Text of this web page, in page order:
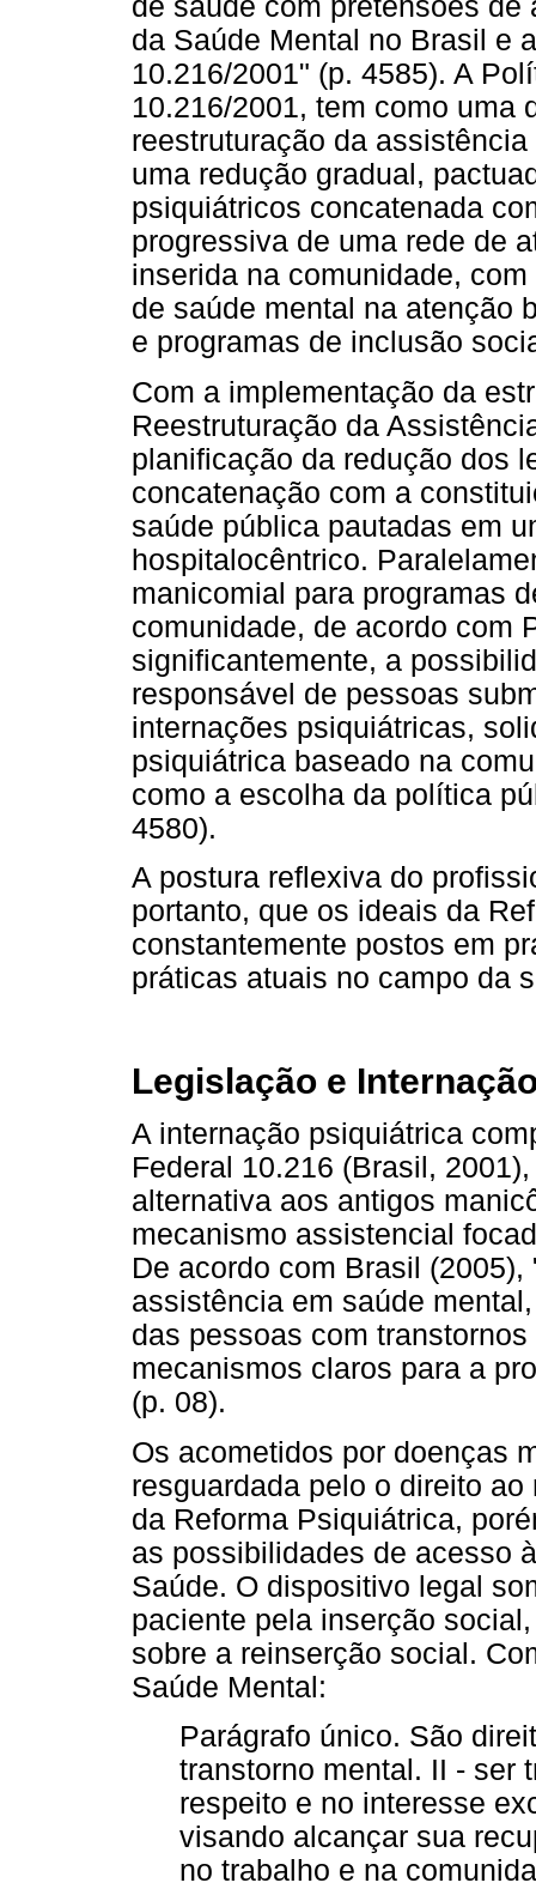
de saúde com pretensões
da Saúde Mental no Brasil e
10.216/2001" (p. 4585). A
10.216/2001, tem como uma
reestruturação da
uma redução gradual,
psiquiátricos concatenada
progressiva de uma rede de
inserida na comunidade,
de saúde mental na atenção
e programas de inclusão
Com a implementação da
Reestruturação da
planificação da redução dos
concatenação com a
saúde pública pautadas em
hospitalocêntrico.
manicomial para programas
comunidade, de acordo com
significantemente, a
responsável de pessoas
internações psiquiátricas,
psiquiátrica baseado na
como a escolha da política
4580).
A postura reflexiva do
portanto, que os ideais da
constantemente postos em
práticas atuais no campo da
Legislação e
A internação psiquiátrica
Federal 10.216 (Brasil,
alternativa aos antigos
mecanismo assistencial
De acordo com Brasil
assistência em saúde
das pessoas com
mecanismos claros para a
(p. 08).
Os acometidos por doenças
resguardada pelo o direito
da Reforma Psiquiátrica,
as possibilidades de acesso
Saúde. O dispositivo legal
paciente pela inserção
sobre a reinserção social.
Saúde Mental:
Parágrafo único. São
transtorno mental. II - ser
respeito e no interesse
visando alcançar sua
no trabalho e na